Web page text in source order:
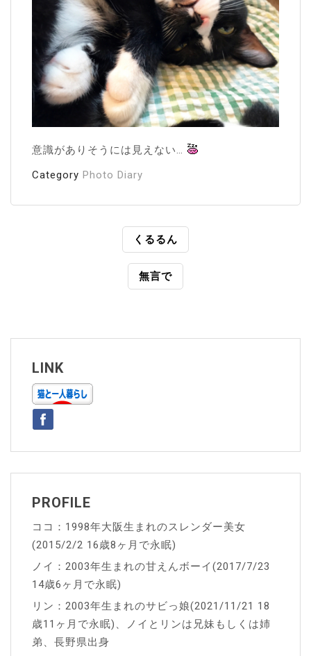
意識がありそうには見えない…
Category Photo Diary
ゲ
シ
ョ
ン
くるるん
無言で
LINK
PROFILE
ココ：1998年大阪生まれのスレンダー美女
(2015/2/2 16歳8ヶ月で永眠)
ノイ：2003年生まれの甘えんボーイ(2017/7/23
14歳6ヶ月で永眠)
リン：2003年生まれのサビっ娘(2021/11/21 18
歳11ヶ月で永眠)、ノイとリンは兄妹もしくは姉
弟、長野県出身